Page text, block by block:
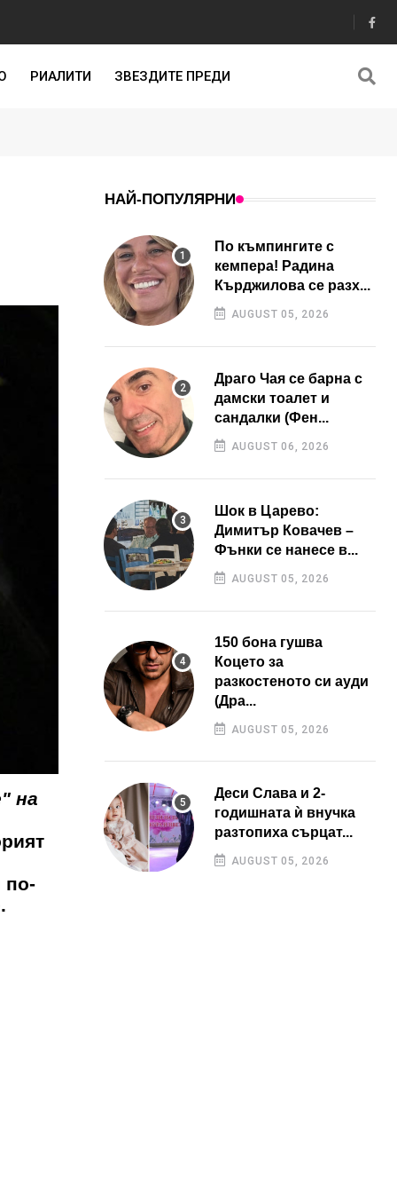
РИАЛИТИ ЗВЕЗДИТЕ ПРЕДИ
на
по-
НАЙ-ПОПУЛЯРНИ
По къмпингите с
кемпера! Радина
Кърджилова се разх...
AUGUST 05, 2026
Драго Чая се барна с
дамски тоалет и
сандалки (Фен...
AUGUST 06, 2026
Шок в Царево:
Димитър Ковачев –
Фънки се нанесе в...
AUGUST 05, 2026
150 бона гушва
Коцето за
разкостеното си ауди
(Дра...
AUGUST 05, 2026
Деси Слава и 2-
годишната ѝ внучка
разтопиха сърцат...
AUGUST 05, 2026